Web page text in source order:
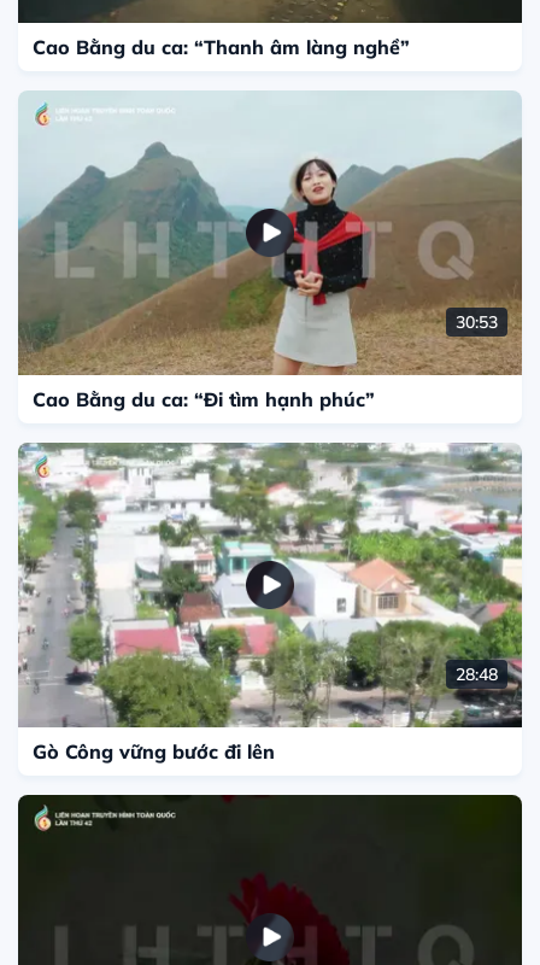
Cao Bằng du ca: “Thanh âm làng nghề”
Cao Bằng du ca: “Đi tìm hạnh phúc”
30:53
Gò Công vững bước đi lên
28:48